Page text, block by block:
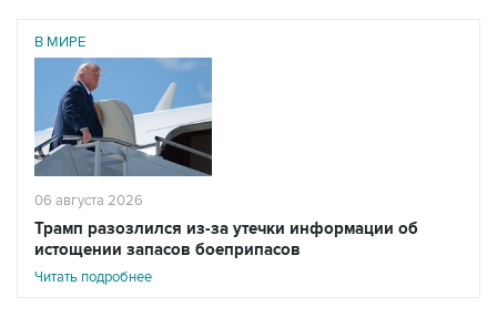
В МИРЕ
06 августа 2026
Трамп разозлился из-за утечки информации об
истощении запасов боеприпасов
Читать подробнее